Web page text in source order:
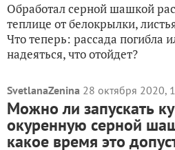
Обработал серной шашкой
теплице от белокрылки,
Что теперь: рассада погибла
надеяться, что отойдет?
SvetlanaZenina 28 октября 2020,
Можно ли запускать
окуренную серной
какое время это